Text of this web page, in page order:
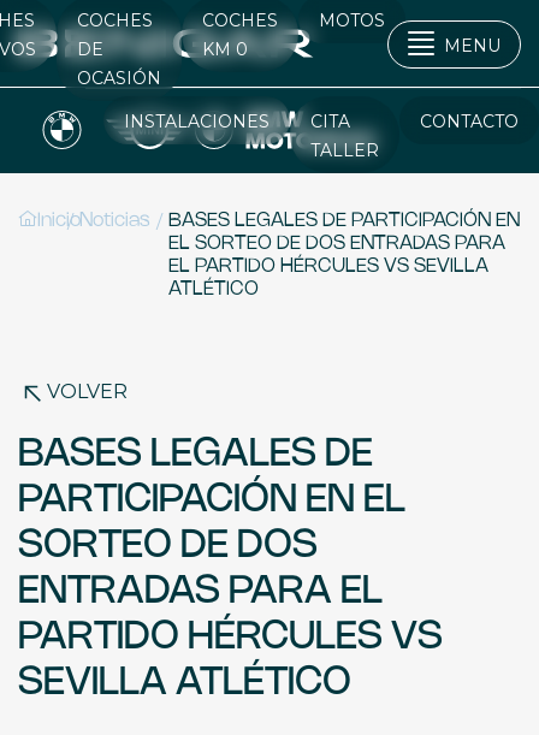
COCHES
DE
OCASIÓN
COCHES
KM 0
MOTOS
MENU
INSTALACIONES
CITA
TALLER
CONTACTO
Inicio
/ Noticias / BASES LEGALES DE PARTICIPACIÓN EN
EL SORTEO DE DOS ENTRADAS PARA
EL PARTIDO HÉRCULES VS SEVILLA
ATLÉTICO
VOLVER
BASES LEGALES DE
PARTICIPACIÓN EN EL
SORTEO DE DOS
ENTRADAS PARA EL
PARTIDO HÉRCULES VS
SEVILLA ATLÉTICO